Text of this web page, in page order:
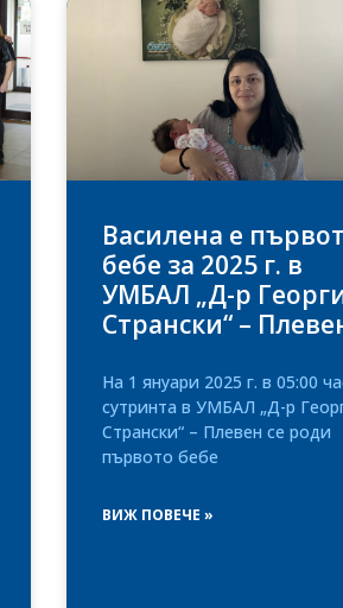
Василена е
бебе за 2025 г. в
УМБАЛ „Д-р
Странски“ –
На 1 януари 2025 г. в 05:00
сутринта в УМБАЛ „Д-р
Странски“ – Плевен се роди
първото бебе
ВИЖ ПОВЕЧЕ »